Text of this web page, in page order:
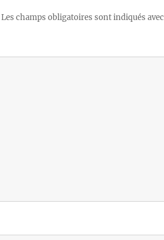
Les champs obligatoires sont indiqués avec